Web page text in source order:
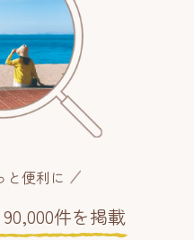
と便利に
件を掲載